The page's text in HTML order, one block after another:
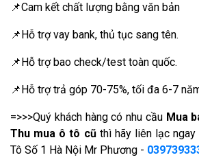
📌Cam kết chất lượng bằng văn bản
📌Hỗ trợ vay bank, thủ tục sang tên.
📌Hỗ trợ bao check/test toàn quốc.
📌Hỗ trợ trả góp 70-75%, tối đa 6-7
=>>>Quý khách hàng có nhu cầu Mua
Thu mua ô tô cũthì hãy liên lạc ngay
Tô Số 1 Hà Nội Mr Phương -